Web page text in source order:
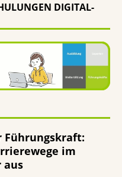
DIGITAL-
Führungskraft:
im
aus